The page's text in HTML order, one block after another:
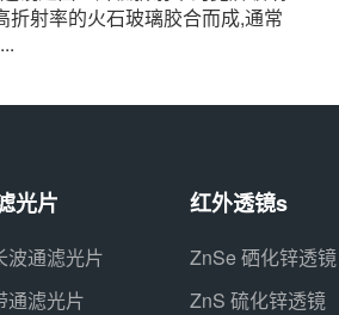
折射率的火石玻璃胶合而成,通常
光片
波通滤光片
通滤光片
红外透镜s
ZnSe 硒化锌透镜
ZnS 硫化锌透镜